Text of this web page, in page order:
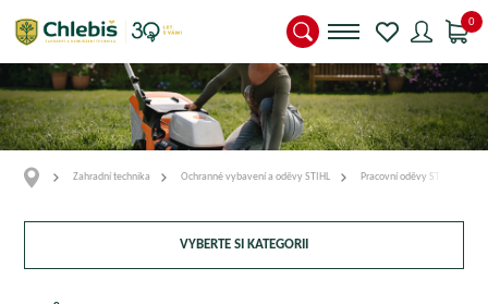
0
Zahradní technika Ochranné vybavení a oděvy STIHL Pracovní oděvy STIHL
VYBERTE SI KATEGORII